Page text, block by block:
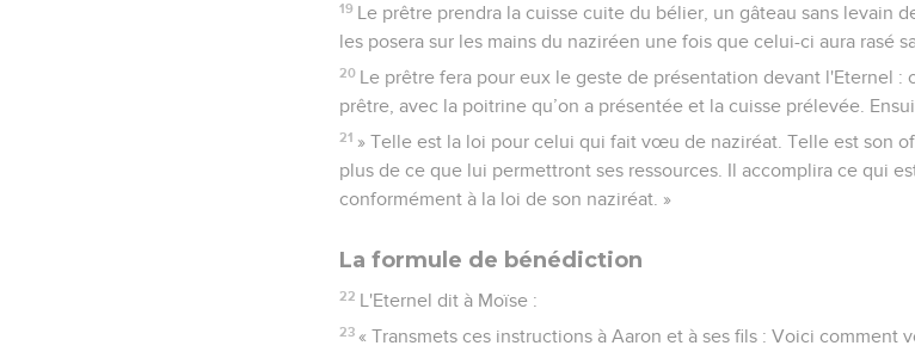
19 Le prêtre prendra la cuisse cuite du bélier, un gâteau sans levain
les posera sur les mains du naziréen une fois que celui-ci aura rasé
20 Le prêtre fera pour eux le geste de présentation devant l'Eternel :
prêtre, avec la poitrine qu’on a présentée et la cuisse prélevée.
21 » Telle est la loi pour celui qui fait vœu de naziréat. Telle est son
plus de ce que lui permettront ses ressources. Il accomplira ce qui
conformément à la loi de son naziréat. »
La formule de bénédiction
22 L'Eternel dit à Moïse :
23 « Transmets ces instructions à Aaron et à ses fils : Voici comment